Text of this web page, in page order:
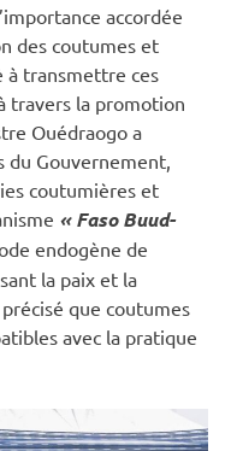
accordée
des coutumes et
à transmettre ces
travers la promotion
Ouédraogo a
Gouvernement,
coutumières et
« Faso Buud-
endogène de
la paix et la
que coutumes
avec la pratique